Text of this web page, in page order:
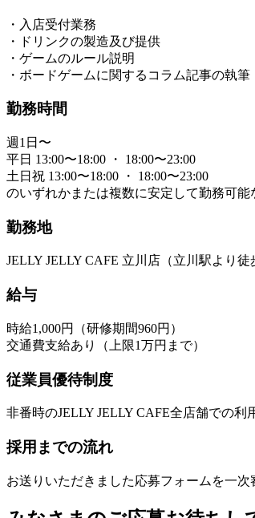
・入店受付業務
・ドリンクの製造及び提供
・ゲームのルール説明
・ボードゲームに関するコラム記事の執筆
勤務時間
週1日〜
平日 13:00〜18:00 ・ 18:00〜23:00
土日祝 13:00〜18:00 ・ 18:00〜23:00
のいずれかまたは複数に安定して勤務可能
勤務地
JELLY JELLY CAFE 立川店（立川駅より徒
給与
時給1,000円（研修期間960円）
交通費支給あり（上限1万円まで）
従業員優待制度
非番時のJELLY JELLY CAFE全店舗での利
採用までの流れ
お送りいただきました応募フォームを一